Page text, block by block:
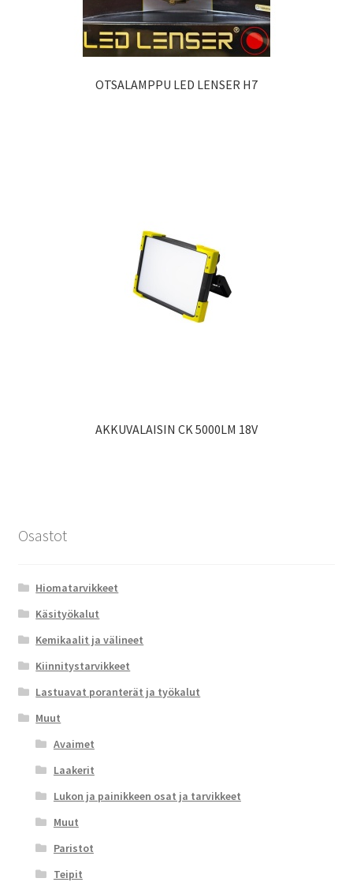
OTSALAMPPU LED LENSER H7
AKKUVALAISIN CK 5000LM 18V
Osastot
Hiomatarvikkeet
Käsityökalut
Kemikaalit ja välineet
Kiinnitystarvikkeet
Lastuavat poranterät ja työkalut
Muut
Avaimet
Laakerit
Lukon ja painikkeen osat ja tarvikkeet
Muut
Paristot
Teipit